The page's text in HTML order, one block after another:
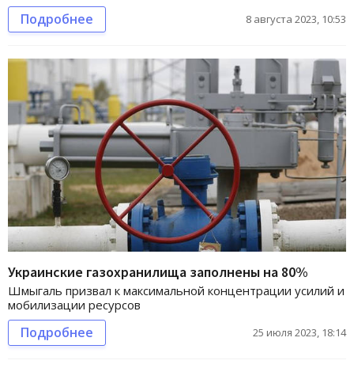
Подробнее 8 августа 2023, 10:53
Украинские газохранилища заполнены на 80%
Шмыгаль призвал к максимальной концентрации усилий и
мобилизации ресурсов
Подробнее 25 июля 2023, 18:14